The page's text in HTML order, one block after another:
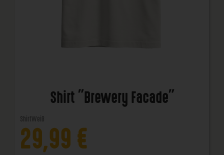
Shirt "Brewery Facade"
29,99 €